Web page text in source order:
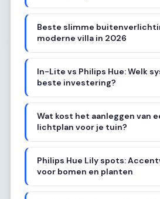
Beste slimme
moderne villa in 2026
In-Lite vs Philips Hue: Welk
beste investering?
Wat kost het aanleggen van
lichtplan voor je tuin?
Philips Hue Lily spots:
voor bomen en planten